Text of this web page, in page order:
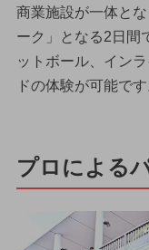
商業施設が一体と
ーク」となる2日間
ットボール、イン
ドの体験が可能です
プロによる